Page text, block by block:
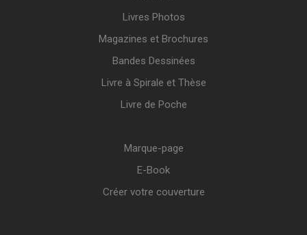
Livres Photos
Magazines et Brochures
Bandes Dessinées
Livre à Spirale et Thèse
Livre de Poche
Marque-page
E-Book
Créer votre couverture